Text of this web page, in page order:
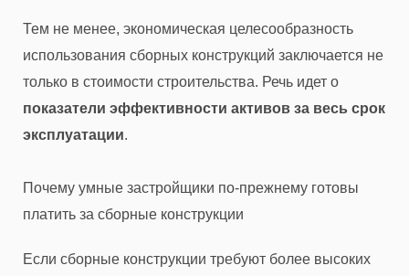
Тем не менее, экономическая целесообразность
использования сборных конструкций заключается не
только в стоимости строительства. Речь идет о
показатели эффективности активов за весь срок
эксплуатации.
Почему умные застройщики по-прежнему готовы
платить за сборные конструкции
Если сборные конструкции требуют более высоких